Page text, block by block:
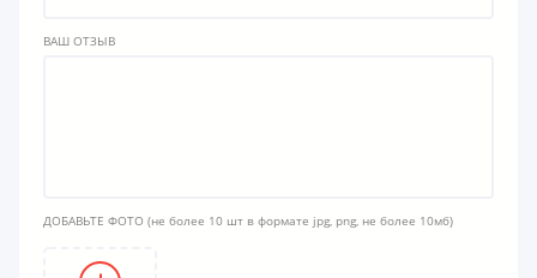
ВАШ ОТЗЫВ
ДОБАВЬТЕ ФОТО (не более 10 шт в формате jpg, png, не более 10мб)